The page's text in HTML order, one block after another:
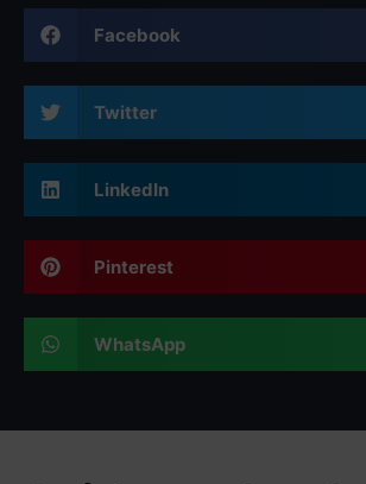
Facebook
Twitter
LinkedIn
Pinterest
WhatsApp